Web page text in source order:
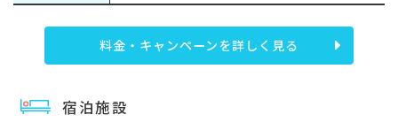
料金・キャンペーンを詳しく見る
宿泊施設